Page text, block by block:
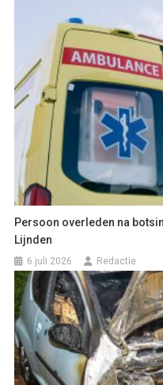
Persoon overleden na
Lijnden
6 juli 2026 Redactie